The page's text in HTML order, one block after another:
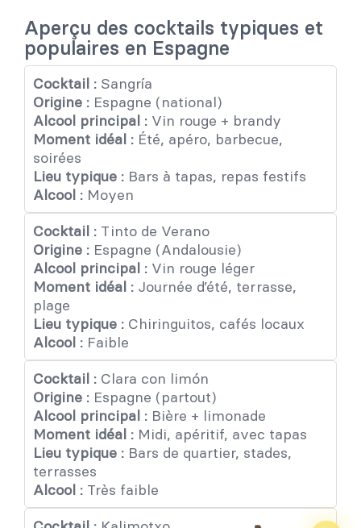
Aperçu des cocktails typiques et
populaires en Espagne
Cocktail :Sangría
Origine :Espagne (national)
Alcool principal :Vin rouge + brandy
Moment idéal :Été, apéro, barbecue,
soirées
Lieu typique :Bars à tapas, repas festifs
Alcool :Moyen
Cocktail :Tinto de Verano
Origine :Espagne (Andalousie)
Alcool principal :Vin rouge léger
Moment idéal :Journée d’été, terrasse,
plage
Lieu typique :Chiringuitos, cafés locaux
Alcool :Faible
Cocktail :Clara con limón
Origine :Espagne (partout)
Alcool principal :Bière + limonade
Moment idéal :Midi, apéritif, avec tapas
Lieu typique :Bars de quartier, stades,
terrasses
Alcool :Très faible